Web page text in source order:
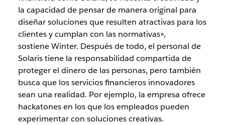
la capacidad de pensar de manera original para
diseñar soluciones que resulten atractivas para los
clientes y cumplan con las normativas»,
sostiene Winter. Después de todo, el personal de
Solaris tiene la responsabilidad compartida de
proteger el dinero de las personas, pero también
busca que los servicios financieros innovadores
sean una realidad. Por ejemplo, la empresa ofrece
hackatones en los que los empleados pueden
experimentar con soluciones creativas.